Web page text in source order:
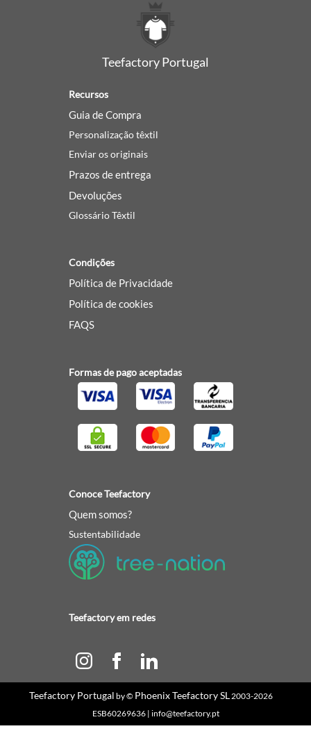
Teefactory Portugal
Recursos
Guia de Compra
Personalização têxtil
Enviar os originais
Prazos de entrega
Devoluções
Glossário Têxtil
Condições
Política de Privacidade
Política de cookies
FAQS
Formas de pago aceptadas
Conoce Teefactory
Quem somos?
Sustentabilidade
Teefactory em redes
Teefactory Portugal by © Phoenix Teefactory SL2003-2026
ESB60269636 | info@teefactory.pt